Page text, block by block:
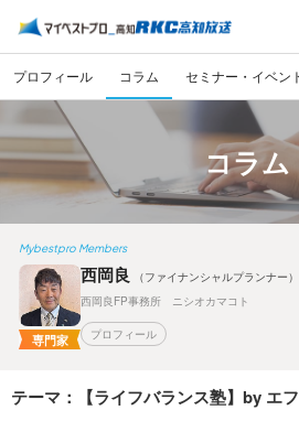
プロフィール コラム セミナー・イベン
コラム
Mybestpro Members
専門家
西岡良
（ファイナンシャルプランナー）
西岡良FP事務所 ニシオカマコト
プロフィール
テーマ：【ライフバランス塾】by エ